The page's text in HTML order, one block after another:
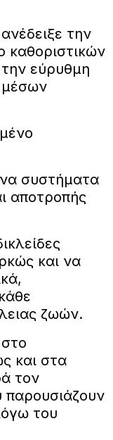
την
καθοριστικών
εύρυθμη
μέσων
συστήματα
αποτροπής
και να
ζωών.
και στα
τον
παρουσιάζουν
του